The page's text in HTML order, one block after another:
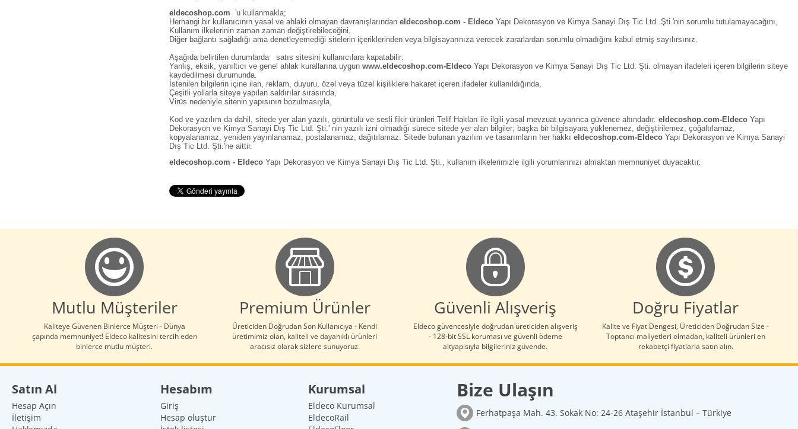
eldecoshop.com 'u kullanmakla;
Herhangi bir kullanıcının yasal ve ahlaki olmayan davranışlarından eldecoshop.com - Eldeco Yapı Dekorasyon ve Kimya Sanayi Dış Tic Ltd. Şti.'nin sorumlu tutulamayacağını,
Kullanım ilkelerinin zaman zaman değiştirebileceğini,
Diğer bağlantı sağladığı ama denetleyemediği sitelerin içeriklerinden veya bilgisayarınıza verecek zararlardan sorumlu olmadığını kabul etmiş sayılırsınız.
Aşağıda belirtilen durumlarda
satıs sitesini kullanıcılara kapatabilir:
Yanlış, eksik, yanıltıcı ve genel ahlak kurallarına uygun www.eldecoshop.com-Eldeco Yapı Dekorasyon ve Kimya Sanayi Dış Tic Ltd. Şti. olmayan ifadeleri içeren bilgilerin siteye
kaydedilmesi durumunda.
İstenilen bilgilerin içine ilan, reklam, duyuru, özel veya tüzel kişiliklere hakaret içeren ifadeler kullanıldığında,
Çeşitli yollarla siteye yapılan saldırılar sırasında,
Virüs nedeniyle sitenin yapısının bozulmasıyla,
Kod ve yazılım da dahil, sitede yer alan yazılı, görüntülü ve sesli fikir ürünleri Telif Hakları ile ilgili yasal mevzuat uyarınca güvence altındadır. eldecoshop.com-Eldeco Yapı
Dekorasyon ve Kimya Sanayi Dış Tic Ltd. Şti.' nin yazılı izni olmadığı sürece sitede yer alan bilgiler; başka bir bilgisayara yüklenemez, değiştirilemez, çoğaltılamaz,
kopyalanamaz, yeniden yayınlanamaz, postalanamaz, dağıtılamaz. Sitede bulunan yazılım ve tasarımların her hakkı eldecoshop.com-Eldeco Yapı Dekorasyon ve Kimya Sanayi
Dış Tic Ltd. Şti.'ne aittir.
eldecoshop.com - Eldeco Yapı Dekorasyon ve Kimya Sanayi Dış Tic Ltd. Şti., kullanım ilkelerimizle ilgili yorumlarınızı almaktan memnuniyet duyacaktır.
Mutlu Müşteriler
Kaliteye Güvenen Binlerce Müşteri - Dünya
çapında memnuniyet! Eldeco kalitesini tercih eden
binlerce mutlu müşteri.
Premium Ürünler
Üreticiden Doğrudan Son Kullanıcıya - Kendi
üretimimiz olan, kaliteli ve dayanıklı ürünleri
aracısız olarak sizlere sunuyoruz.
Güvenli Alışveriş
Eldeco güvencesiyle doğrudan üreticiden alışveriş
- 128-bit SSL koruması ve güvenli ödeme
altyapısıyla bilgileriniz güvende.
Doğru Fiyatlar
Kalite ve Fiyat Dengesi, Üreticiden Doğrudan Size -
Toptancı maliyetleri olmadan, kaliteli ürünleri en
rekabetçi fiyatlarla satın alın.
Satın Al
Hesap Açın
İletişim
Hesabım
Giriş
Hesap oluştur
Kurumsal
Eldeco Kurumsal
EldecoRail
Bize Ulaşın
Ferhatpaşa Mah. 43. Sokak No: 24-26 Ataşehir İstanbul – Türkiye